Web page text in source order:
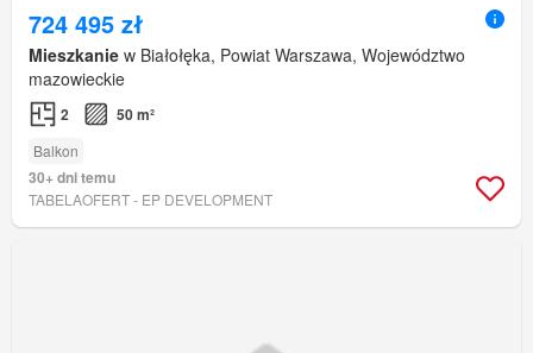
724 495 zł
Mieszkanie w Białołęka, Powiat Warszawa, Województwo
mazowieckie
2 50 m²
Balkon
30+ dni temu
TABELAOFERT - EP DEVELOPMENT